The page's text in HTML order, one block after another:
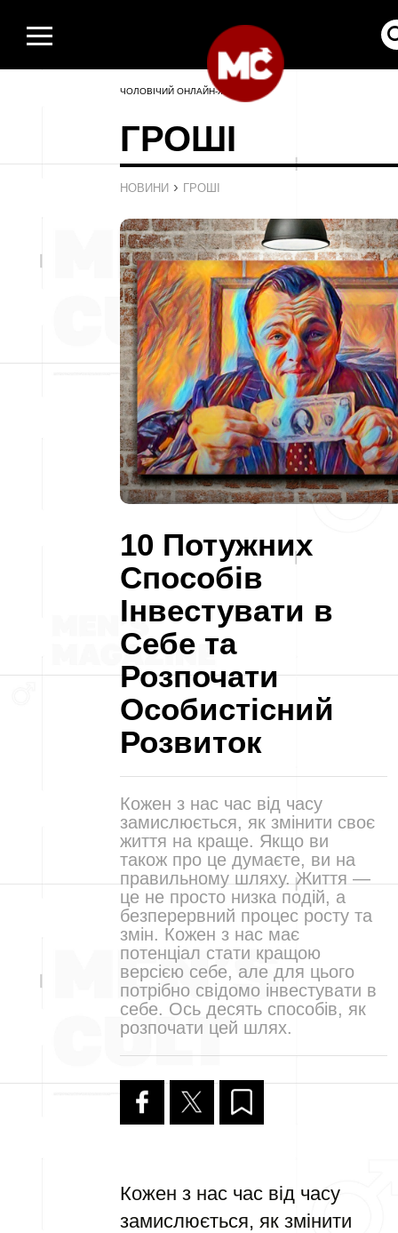
ЧОЛОВІЧИЙ ОНЛАЙН-ЖУРНАЛ
ГРОШІ
НОВИНИ › ГРОШІ
10 Потужних
Способів
Інвестувати в
Себе та
Розпочати
Особистісний
Розвиток
Кожен з нас час від часу
замислюється, як змінити своє
життя на краще. Якщо ви
також про це думаєте, ви на
правильному шляху. Життя —
це не просто низка подій, а
безперервний процес росту та
змін. Кожен з нас має
потенціал стати кращою
версією себе, але для цього
потрібно свідомо інвестувати в
себе. Ось десять способів, як
розпочати цей шлях.
Кожен з нас час від часу
замислюється, як змінити